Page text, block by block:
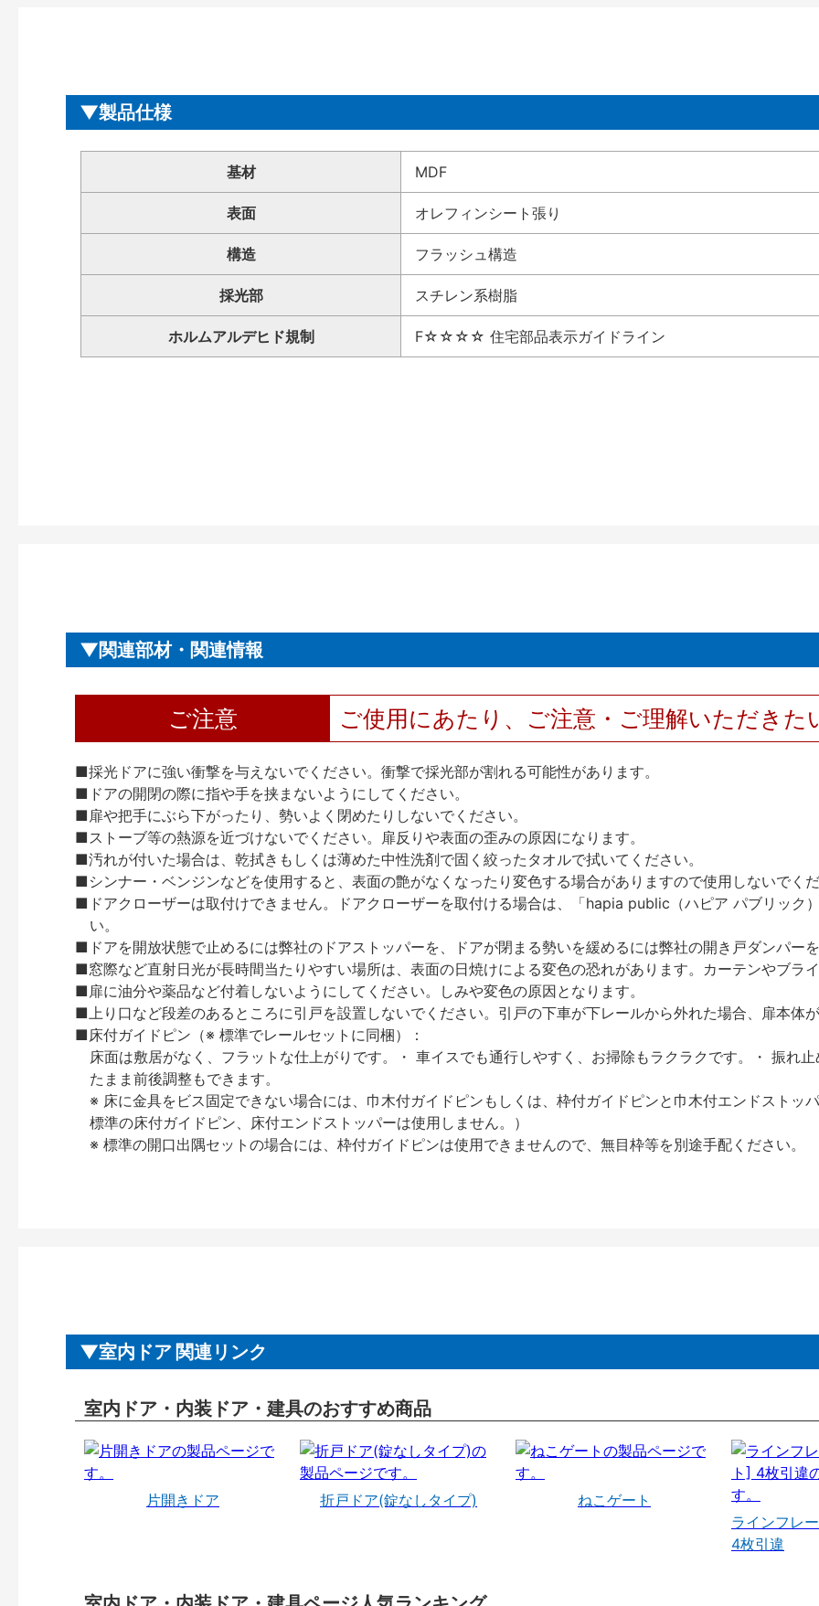
製品仕様
基材 MDF
表面 オレフィンシート張り
構造 フラッシュ構造
採光部 スチレン系樹脂
ホルムアルデヒド規制 F☆☆☆☆ 住宅部品表示ガイドライン
関連部材・関連情報
ご注意 ご使用にあたり、ご注意・ご理解いただきた
■採光ドアに強い衝撃を与えないでください。衝撃で採光部が割れる可能性があります。
■ドアの開閉の際に指や手を挟まないようにしてください。
■扉や把手にぶら下がったり、勢いよく閉めたりしないでください。
■ストーブ等の熱源を近づけないでください。扉反りや表面の歪みの原因になります。
■汚れが付いた場合は、乾拭きもしくは薄めた中性洗剤で固く絞ったタオルで拭いてください。
■シンナー・ベンジンなどを使用すると、表面の艶がなくなったり変色する場合がありますので使用しないでく
■ドアクローザーは取付けできません。ドアクローザーを取付ける場合は、「hapia public（ハピア パブリック
い。
■ドアを開放状態で止めるには弊社のドアストッパーを、ドアが閉まる勢いを緩めるには弊社の開き戸ダンパー
■窓際など直射日光が長時間当たりやすい場所は、表面の日焼けによる変色の恐れがあります。カーテンやブラ
■扉に油分や薬品など付着しないようにしてください。しみや変色の原因となります。
■上り口など段差のあるところに引戸を設置しないでください。引戸の下車が下レールから外れた場合、扉本体
■床付ガイドピン（※ 標準でレールセットに同梱）：
床面は敷居がなく、フラットな仕上がりです。・ 車イスでも通行しやすく、お掃除もラクラクです。・ 振れ
たまま前後調整もできます。
※ 床に金具をビス固定できない場合には、巾木付ガイドピンもしくは、枠付ガイドピンと巾木付エンドストッ
標準の床付ガイドピン、床付エンドストッパーは使用しません。）
※ 標準の開口出隅セットの場合には、枠付ガイドピンは使用できませんので、無目枠等を別途手配ください。
室内ドア 関連リンク
室内ドア・内装ドア・建具のおすすめ商品
片開きドア 折戸ドア(錠なしタイプ)
ねこゲート
ラインフレ
4枚引違